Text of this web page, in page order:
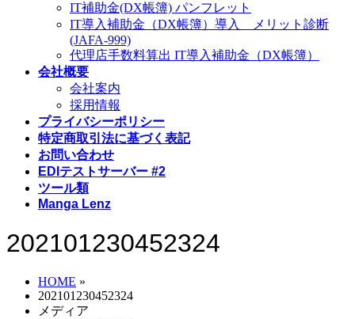
IT補助金(DX帳簿) パンフレット
IT導入補助金（DX帳簿）導入 メリット診断
(JAFA-999)
代理店手数料算出 IT導入補助金（DX帳簿）
会社概要
会社案内
採用情報
プライバシーポリシー
特定商取引法に基づく表記
お問い合わせ
EDIテストサーバー #2
ツール類
Manga Lenz
202101230452324
HOME »
202101230452324
メディア